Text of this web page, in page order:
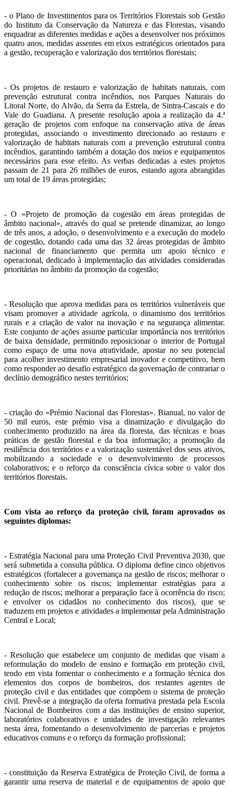
- o Plano de Investimentos para os Territórios Florestais sob Gestão
do Instituto da Conservação da Natureza e das Florestas, visando
enquadrar as diferentes medidas e ações a desenvolver nos próximos
quatro anos, medidas assentes em eixos estratégicos orientados para
a gestão, recuperação e valorização dos territórios florestais;
- Os projetos de restauro e valorização de habitats naturais, com
prevenção estrutural contra incêndios, nos Parques Naturais do
Litoral Norte, do Alvão, da Serra da Estrela, de Sintra-Cascais e do
Vale do Guadiana. A presente resolução apoia a realização da 4.ª
geração de projetos com enfoque na conservação ativa de áreas
protegidas, associando o investimento direcionado ao restauro e
valorização de habitats naturais com a prevenção estrutural contra
incêndios, garantindo também a dotação dos meios e equipamentos
necessários para esse efeito. As verbas dedicadas a estes projetos
passam de 21 para 26 milhões de euros, estando agora abrangidas
um total de 19 áreas protegidas;
- O «Projeto de promoção da cogestão em áreas protegidas de
âmbito nacional», através do qual se pretende dinamizar, ao longo
de três anos, a adoção, o desenvolvimento e a execução do modelo
de cogestão, dotando cada uma das 32 áreas protegidas de âmbito
nacional de financiamento que permita um apoio técnico e
operacional, dedicado à implementação das atividades consideradas
prioritárias no âmbito da promoção da cogestão;
- Resolução que aprova medidas para os territórios vulneráveis que
visam promover a atividade agrícola, o dinamismo dos territórios
rurais e a criação de valor na inovação e na segurança alimentar.
Este conjunto de ações assume particular importância nos territórios
de baixa densidade, permitindo reposicionar o interior de Portugal
como espaço de uma nova atratividade, apostar no seu potencial
para acolher investimento empresarial inovador e competitivo, bem
como responder ao desafio estratégico da governação de contrariar o
declínio demográfico nestes territórios;
- criação do «Prémio Nacional das Florestas». Bianual, no valor de
50 mil euros, este prémio visa a dinamização e divulgação do
conhecimento produzido na área da floresta, das técnicas e boas
práticas de gestão florestal e da boa informação; a promoção da
resiliência dos territórios e a valorização sustentável dos seus ativos,
mobilizando a sociedade e o desenvolvimento de processos
colaborativos; e o reforço da consciência cívica sobre o valor dos
territórios florestais.
Com vista ao reforço da proteção civil, foram aprovados os
seguintes diplomas:
- Estratégia Nacional para uma Proteção Civil Preventiva 2030, que
será submetida a consulta pública. O diploma define cinco objetivos
estratégicos (fortalecer a governança na gestão de riscos; melhorar o
conhecimento sobre os riscos; implementar estratégias para a
redução de riscos; melhorar a preparação face à ocorrência do risco;
e envolver os cidadãos no conhecimento dos riscos), que se
traduzem em projetos e atividades a implementar pela Administração
Central e Local;
- Resolução que estabelece um conjunto de medidas que visam a
reformulação do modelo de ensino e formação em proteção civil,
tendo em vista fomentar o conhecimento e a formação técnica dos
elementos dos corpos de bombeiros, dos restantes agentes de
proteção civil e das entidades que compõem o sistema de proteção
civil. Prevê-se a integração da oferta formativa prestada pela Escola
Nacional de Bombeiros com a das instituições de ensino superior,
laboratórios colaborativos e unidades de investigação relevantes
nesta área, fomentando o desenvolvimento de parcerias e projetos
educativos comuns e o reforço da formação profissional;
- constituição da Reserva Estratégica de Proteção Civil, de forma a
garantir uma reserva de material e de equipamentos de apoio que